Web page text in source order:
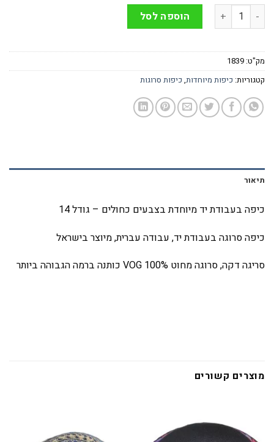
כמות של כיפה בעבודת יד מיוחדת בצבעים כחולים - גודל 14
הוספה לסל
מק"ט: 1839
קטגוריות: כיפות מיוחדות, כיפות סרוגות
תיאור
כיפה בעבודת יד מיוחדת בצבעים כחולים – גודל 14
כיפה סרוגה בעבודת יד, עבודה עברית, מיוצר בישראל
סריגה דקה, סרוגה מחוט
כותנה ברמה הגבוהה ביותר
מוצרים קשורים